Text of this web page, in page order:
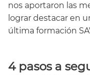
nos aportaron las
lograr destacar en
última formación
4 pasos a